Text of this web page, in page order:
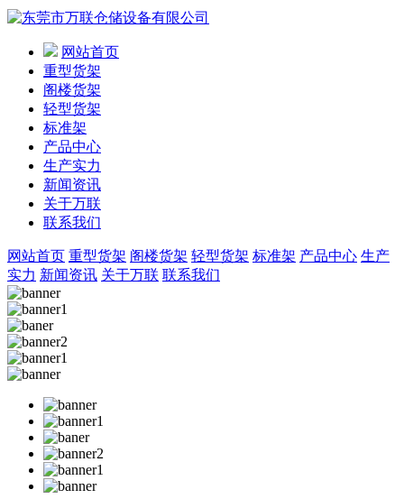
网站首页
重型货架
阁楼货架
轻型货架
标准架
产品中心
生产实力
新闻资讯
关于万联
联系我们
网站首页 重型货架 阁楼货架 轻型货架 标准架 产品中心 生产
实力 新闻资讯 关于万联 联系我们